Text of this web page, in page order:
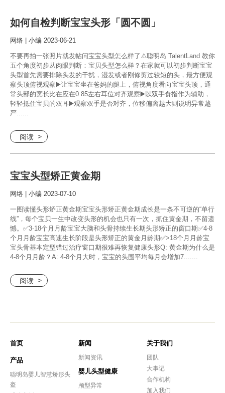
如何自检判断宝宝头形「圆不圆」
网络 | 小编 2023-06-21
不要再拍一张照片就发帖问宝宝头型怎么样了⚠️聪明岛 TalentLand 教你
五个角度初步从肉眼判断：宝贝头型怎么样？在家就可以初步判断宝宝
头型首先需要排除头发的干扰，湿发或者刚修剪过较短的头，最方便观
察头顶俯视观察▶️让宝宝坐在爸妈的腿上，俯视角度看向宝宝头顶，通
常头部的宽长比在应在0.85左右耳位对齐观察▶️以双手食指作为辅助，
轻轻抵住宝贝的双耳▶️观察双手是否对齐，位移偏离越大则说明异常越
严......
阅读
宝宝头型矫正黄金期
网络 | 小编 2023-07-10
一图读懂头形矫正黄金期宝宝头形矫正黄金期成长是一条不可逆的“单行
线”，每个宝贝一生中改变头形的机会也只有一次，抓住黄金期，不留遗
憾。✅3-18个月月龄宝宝大脑和头骨持续生长期头形矫正的窗口期✅4-8
个月月龄宝宝高速生长阶段是头形矫正的黄金月龄期✅>18个月月龄宝
宝头骨基本定型错过治疗窗口期很难再恢复健康头形Q: 黄金期为什么是
4-8个月月龄？A: 4-8个月大时，宝宝的头围平均每月会增加7.......
阅读
首页
产品
聪明岛婴儿智慧矫形头
盔
新闻
新闻资讯
婴儿头型健康
颅型异常
关于我们
团队
大事记
合作机构
加入我们